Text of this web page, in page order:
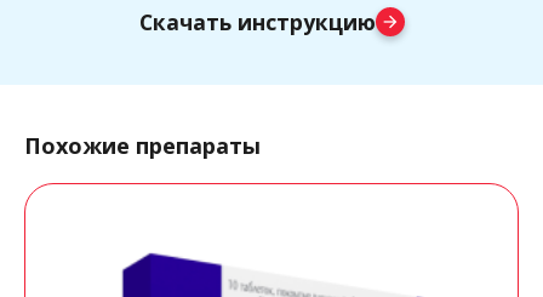
Скачать инструкцию arrow_forward
Похожие препараты